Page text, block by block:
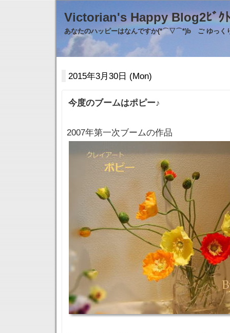
Victorian's Happy
あなたのハッピーはなんですか(*⌒▽⌒*)b ご ゆっく
2015年3月30日 (Mon)
今度のブームはポピー♪
2007年第一次ブームの作品